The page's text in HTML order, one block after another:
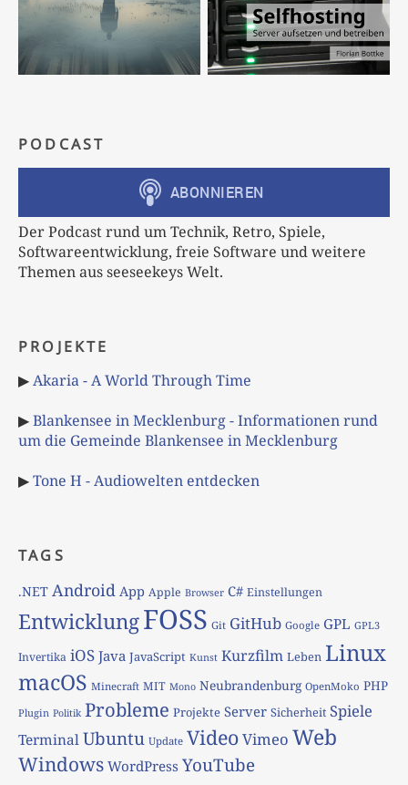
PODCAST
Der Podcast rund um Technik, Retro, Spiele,
Softwareentwicklung, freie Software und weitere
Themen aus seeseekeys Welt.
PROJEKTE
▶Akaria - A World Through Time
▶Blankensee in Mecklenburg - Informationen rund
um die Gemeinde Blankensee in Mecklenburg
▶Tone H - Audiowelten entdecken
TAGS
.NET Android App Apple Browser C# Einstellungen
EntwicklungFOSS Git GitHub Google GPL GPL3
Invertika iOS Java JavaScript Kunst Kurzfilm Leben Linux
macOS Minecraft MIT Mono Neubrandenburg OpenMoko PHP
Plugin Politik Probleme Projekte Server Sicherheit Spiele
TerminalUbuntu Update VideoVimeo Web
Windows WordPress YouTube